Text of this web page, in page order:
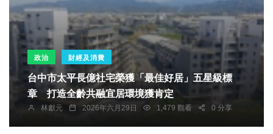
政治 財經及消費
台中市太平長億社宅榮獲「最佳好居」五星級標
章 打造全齡共融宜居環境獲肯定
林獻元 2026年六月29日 1,479 觀看 0 分享